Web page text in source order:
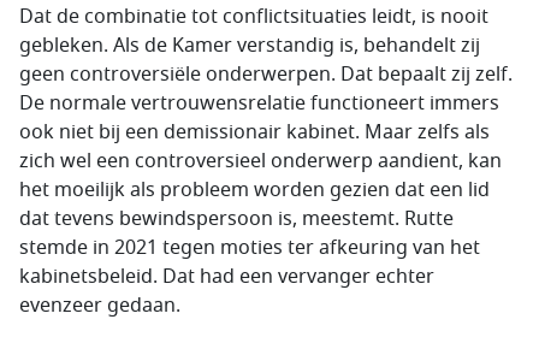
Dat de combinatie tot conflictsituaties leidt, is nooit
gebleken. Als de Kamer verstandig is, behandelt zij
geen controversiële onderwerpen. Dat bepaalt zij zelf.
De normale vertrouwensrelatie functioneert immers
ook niet bij een demissionair kabinet. Maar zelfs als
zich wel een controversieel onderwerp aandient, kan
het moeilijk als probleem worden gezien dat een lid
dat tevens bewindspersoon is, meestemt. Rutte
stemde in 2021 tegen moties ter afkeuring van het
kabinetsbeleid. Dat had een vervanger echter
evenzeer gedaan.